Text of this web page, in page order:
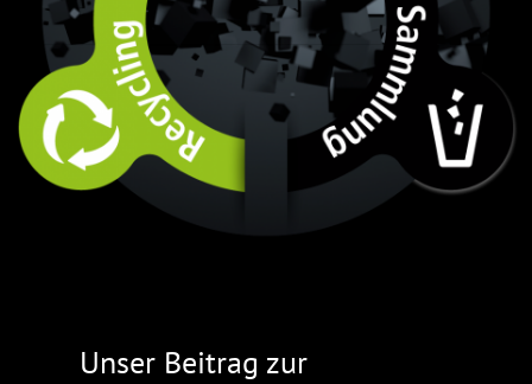
Unser Beitrag zur